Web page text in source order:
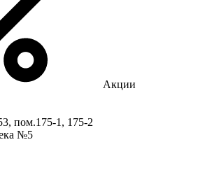
Акции
пом.175-1, 175-2
№5